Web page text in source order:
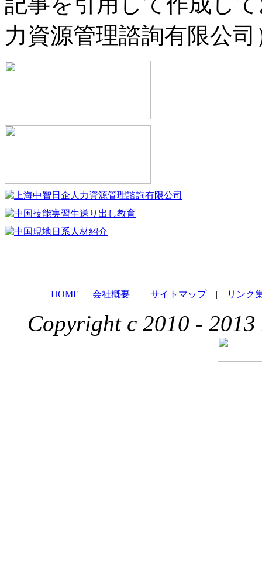
力資源管理諮詢有限公司
HOME | 会社概要 | サイトマップ| リンク
Copyright c 2010 - 2013